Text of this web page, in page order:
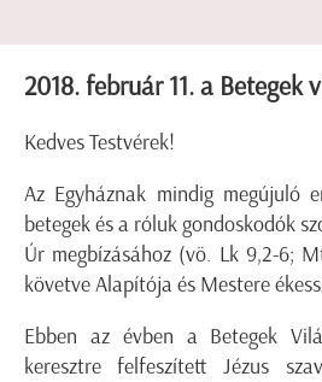
2018. február 11. a Betegek
Kedves Testvérek!
Az Egyháznak mindig megújuló
betegek és a róluk gondoskodók
Úr megbízásához (vö. Lk 9,2-6;
követve Alapítója és Mestere
Ebben az évben a Betegek
keresztre felfeszített Jézus